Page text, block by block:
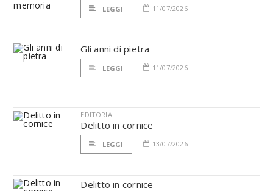
LEGGI 11/07/2026
Gli anni di pietra
LEGGI 11/07/2026
EDITORIA
Delitto in cornice
LEGGI 13/07/2026
Delitto in cornice